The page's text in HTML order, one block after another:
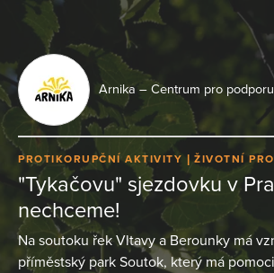
Arnika – Centrum pro
PROTIKORUPČNÍ AKTIVITY ŽIVOTNÍ
"Tykačovu" sjezdovku v
nechceme!
Na soutoku řek Vltavy a Berounky má
příměstský park Soutok, který má